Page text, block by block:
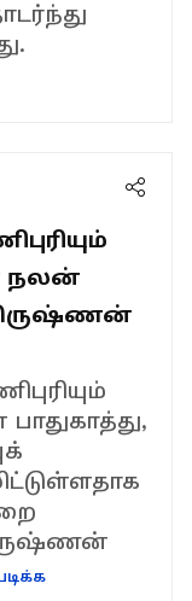
நலன்